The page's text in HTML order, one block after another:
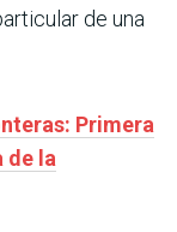
de una
Primera
de la